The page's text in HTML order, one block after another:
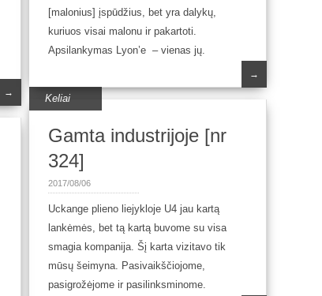
→
[malonius] įspūdžius, bet yra dalykų,
kuriuos visai malonu ir pakartoti.
Apsilankymas Lyon’e – vienas jų.
→
Keliai
Gamta industrijoje [nr
324]
2017/08/06
Uckange plieno liejykloje U4 jau kartą
lankėmės, bet tą kartą buvome su visa
smagia kompanija. Šį karta vizitavo tik
mūsų šeimyna. Pasivaikščiojome,
pasigrožėjome ir pasilinksminome.